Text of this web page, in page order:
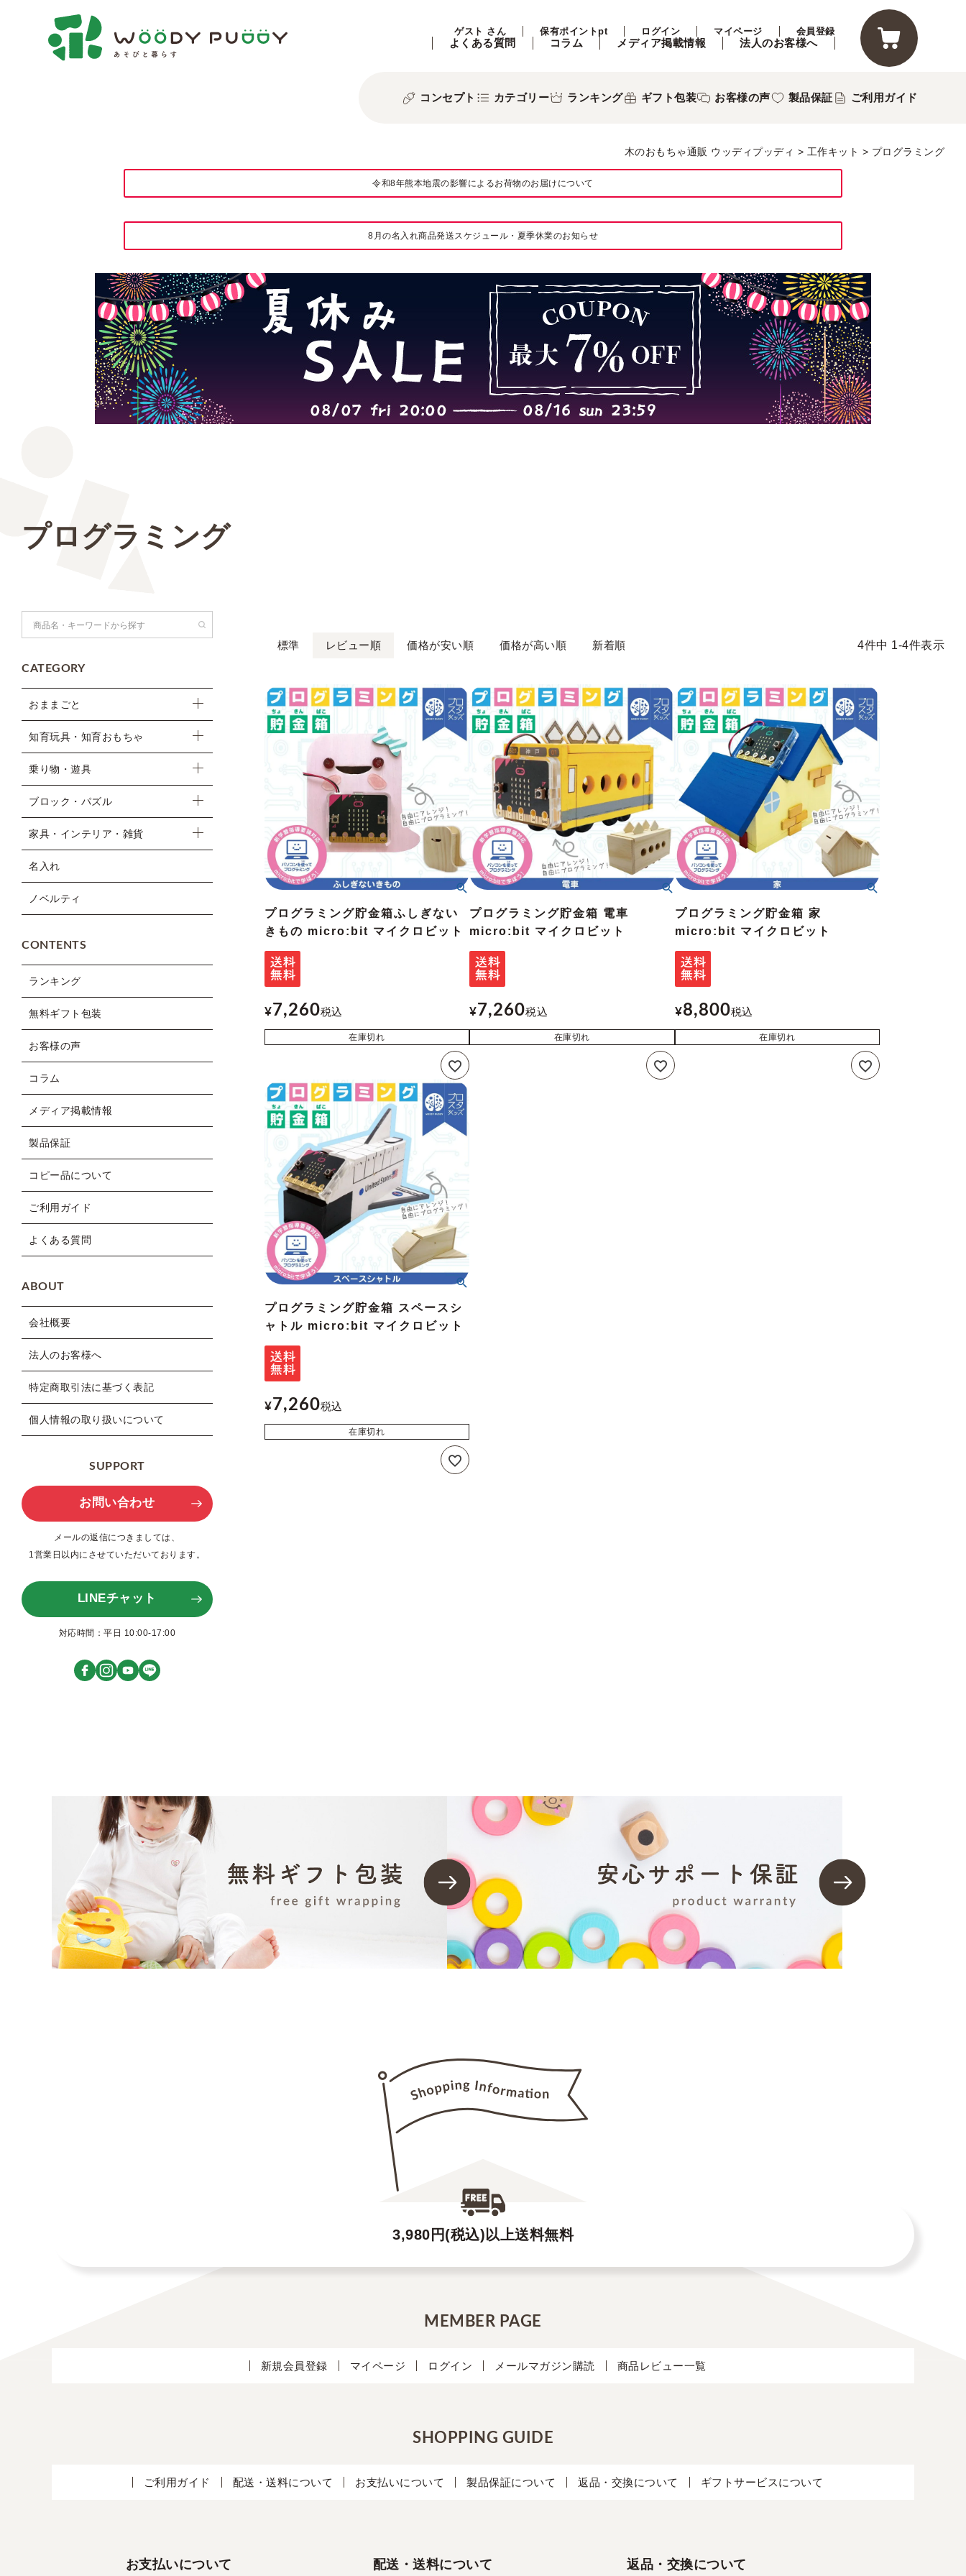
ゲスト さん 保有ポイントpt ログイン マイページ 会員登録
よくある質問 コラム メディア掲載情報 法人のお客様へ
コンセプト カテゴリー ランキング ギフト包装 お客様の声 製品保証 ご利用ガイド
木のおもちゃ通販 ウッディプッディ 工作キット プログラミング
令和8年熊本地震の影響によるお荷物のお届けについて
8月の名入れ商品発送スケジュール・夏季休業のお知らせ
プログラミング
CATEGORY
おままごと
知育玩具・知育おもちゃ
乗り物・遊具
ブロック・パズル
家具・インテリア・雑貨
名入れ
ノベルティ
CONTENTS
ランキング
無料ギフト包装
お客様の声
コラム
メディア掲載情報
製品保証
コピー品について
ご利用ガイド
よくある質問
ABOUT
会社概要
法人のお客様へ
特定商取引法に基づく表記
個人情報の取り扱いについて
SUPPORT
お問い合わせ
メールの返信につきましては、
1営業日以内にさせていただいております。
LINEチャット
対応時間：平日 10:00-17:00
標準 レビュー順 価格が安い順 価格が高い順 新着順 4件中 1-4件表示
プログラミング貯金箱ふしぎない
きもの micro:bit マイクロビット
¥7,260税込
在庫切れ
プログラミング貯金箱 電車
micro:bit マイクロビット
¥7,260税込
在庫切れ
プログラミング貯金箱 家
micro:bit マイクロビット
¥8,800税込
在庫切れ
プログラミング貯金箱 スペースシ
ャトル micro:bit マイクロビット
¥7,260税込
在庫切れ
3,980円(税込)以上送料無料
MEMBER PAGE
新規会員登録 マイページ ログイン メールマガジン購読 商品レビュー一覧
SHOPPING GUIDE
ご利用ガイド 配送・送料について お支払いについて 製品保証について 返品・交換について ギフトサービスについて
お支払いについて 配送・送料について 返品・交換について